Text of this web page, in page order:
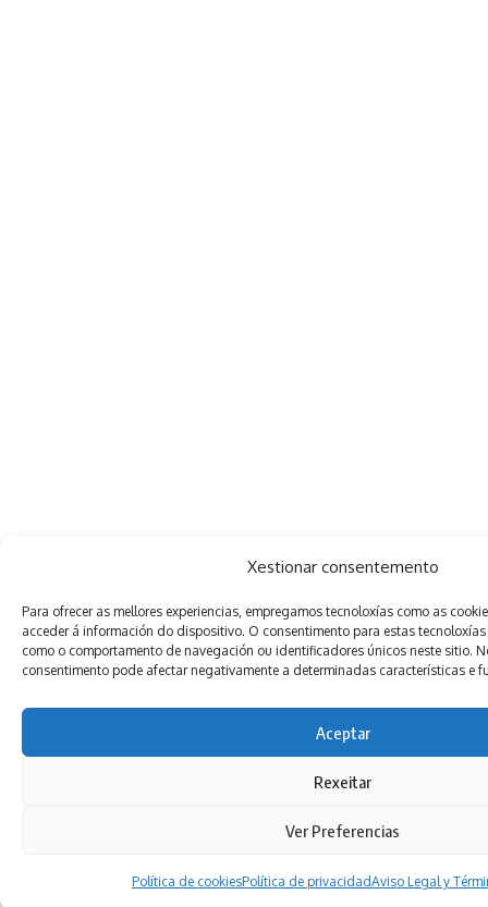
Xestionar consentemento
Para ofrecer as mellores experiencias, empregamos tecnoloxías como as
acceder á información do dispositivo. O consentimento para estas
como o comportamento de navegación ou identificadores únicos neste sitio.
consentimento pode afectar negativamente a determinadas características e
Aceptar
Rexeitar
Ver Preferencias
Política de cookiesPolítica de privacidadAviso Legal y